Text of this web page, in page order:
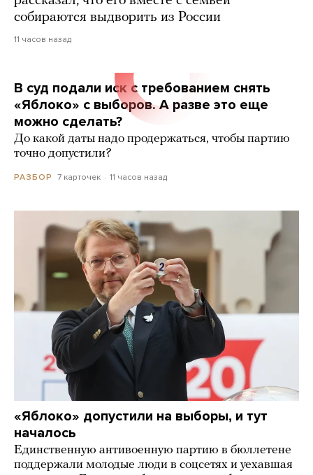
собираются выдворить из России
11 часов назад
В суд подали иск с требованием снять
«Яблоко» с выборов. А разве это еще
можно сделать?
До какой даты надо продержаться, чтобы партию
точно допустили?
РАЗБОР 7 карточек 11 часов назад
«Яблоко» допустили на выборы, и тут
началось
Единственную антивоенную партию в бюллетене
поддержали молодые люди в соцсетях и уехавшая